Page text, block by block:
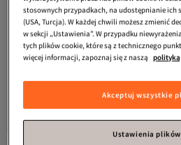
Spodnie dresowe
różowe dla dorosłych
-16% 473, -
stosownych przypadkach, na udostępnianie ich
(USA, Turcja). W każdej chwili możesz zmienić
w sekcji „Ustawienia”. W przypadku
tych plików cookie, które są z technicznego
więcej informacji, zapoznaj się z naszą
Akceptuj wszystkie
Ustawienia